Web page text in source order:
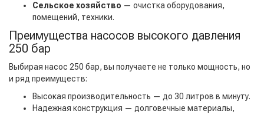
Сельское хозяйство — очистка оборудования,
помещений, техники.
Преимущества насосов высокого давления
250 бар
Выбирая насос 250 бар, вы получаете не только мощность, но
и ряд преимуществ:
Высокая производительность — до 30 литров в минуту.
Надежная конструкция — долговечные материалы,